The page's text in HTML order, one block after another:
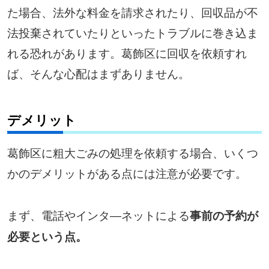
た場合、法外な料金を請求されたり、回収品が不
法投棄されていたりといったトラブルに巻き込ま
れる恐れがあります。葛飾区に回収を依頼すれ
ば、そんな心配はまずありません。
デメリット
葛飾区に粗大ごみの処理を依頼する場合、いくつ
かのデメリットがある点には注意が必要です。
まず、電話やインタ―ネットによる事前の予約が
必要という点。